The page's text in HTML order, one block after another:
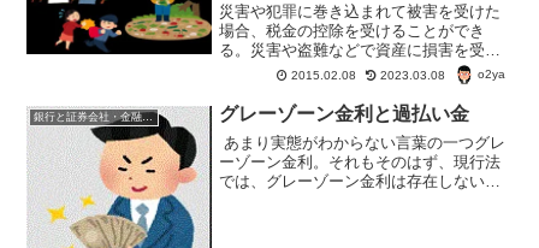
災害や犯罪に巻き込まれて被害を受けた
場合、税金の控除を受けることができ
る。災害や盗難などで資産に損害を受け
たときの所得税の控除を雑損控除とい
う。では、雑損控除とはどんなもの？
2015.02.08 2023.03.08 o2ya
銀行と証券会社・金融商品 グレーゾーン金利と過払い金
あまり実態がわからない言葉の一つグレ
ーゾーン金利。それもそのはず、現行法
では、グレーゾーン金利は存在しない。